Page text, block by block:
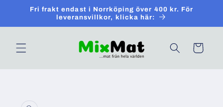
Skip toFri frakt endast i Norrköping över 400 kr. För
leveransvillkor, klicka här:
Cart